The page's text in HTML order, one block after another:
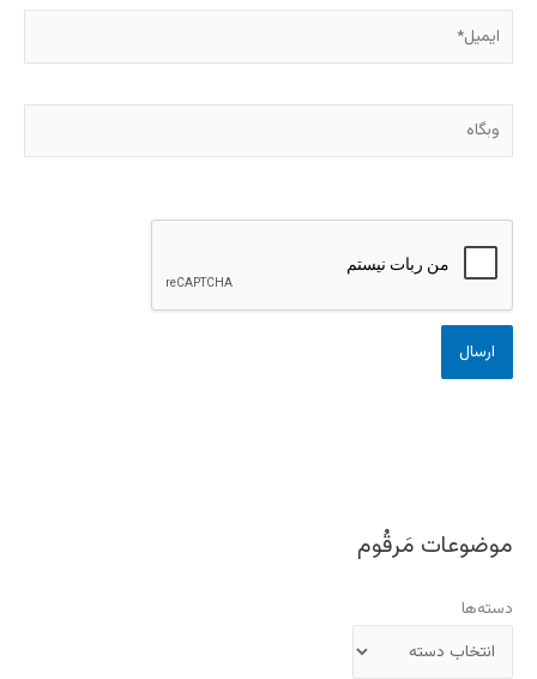
وبگاه
موضوعات مَرقُوم
دسته‌ها